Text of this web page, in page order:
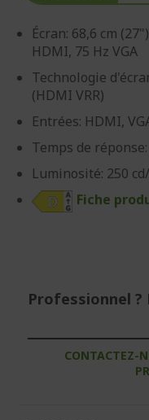
Écran: 68,6 cm
HDMI, 75 Hz VGA
Technologie
(HDMI VRR)
Entrées: HDMI,
Temps de réponse:
Luminosité: 250
Fiche
Professionnel ?
CONTACTEZ-